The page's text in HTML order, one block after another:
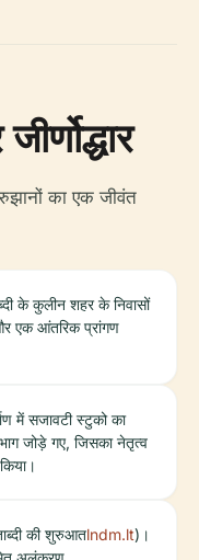
का एक जीवंत
के कुलीन शहर के निवासों
एक आंतरिक प्रांगण
में सजावटी स्टुको का
जोड़े गए, जिसका नेतृत्व
की शुरुआतlndm.lt)।